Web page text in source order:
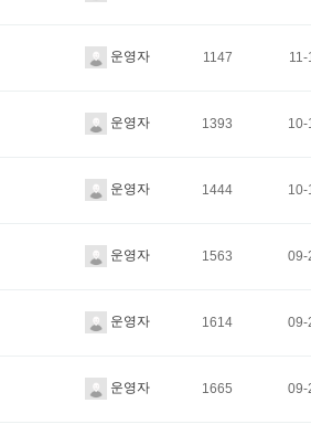
운영자 1147 11-
운영자 1393 10-
운영자 1444 10-
운영자 1563 09-
운영자 1614 09-
운영자 1665 09-